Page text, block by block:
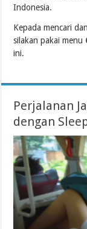
Indonesia.
Kepada mencari
silakan pakai menu
ini.
Perjalanan
dengan